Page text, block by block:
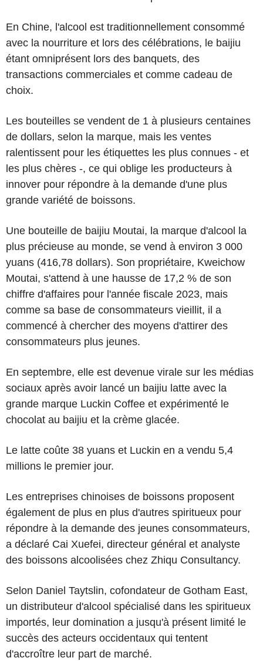
En Chine, l'alcool est traditionnellement consommé
avec la nourriture et lors des célébrations, le baijiu
étant omniprésent lors des banquets, des
transactions commerciales et comme cadeau de
choix.
Les bouteilles se vendent de 1 à plusieurs centaines
de dollars, selon la marque, mais les ventes
ralentissent pour les étiquettes les plus connues - et
les plus chères -, ce qui oblige les producteurs à
innover pour répondre à la demande d'une plus
grande variété de boissons.
Une bouteille de baijiu Moutai, la marque d'alcool la
plus précieuse au monde, se vend à environ 3 000
yuans (416,78 dollars). Son propriétaire, Kweichow
Moutai, s'attend à une hausse de 17,2 % de son
chiffre d'affaires pour l'année fiscale 2023, mais
comme sa base de consommateurs vieillit, il a
commencé à chercher des moyens d'attirer des
consommateurs plus jeunes.
En septembre, elle est devenue virale sur les médias
sociaux après avoir lancé un baijiu latte avec la
grande marque Luckin Coffee et expérimenté le
chocolat au baijiu et la crème glacée.
Le latte coûte 38 yuans et Luckin en a vendu 5,4
millions le premier jour.
Les entreprises chinoises de boissons proposent
également de plus en plus d'autres spiritueux pour
répondre à la demande des jeunes consommateurs,
a déclaré Cai Xuefei, directeur général et analyste
des boissons alcoolisées chez Zhiqu Consultancy.
Selon Daniel Taytslin, cofondateur de Gotham East,
un distributeur d'alcool spécialisé dans les spiritueux
importés, leur domination a jusqu'à présent limité le
succès des acteurs occidentaux qui tentent
d'accroître leur part de marché.